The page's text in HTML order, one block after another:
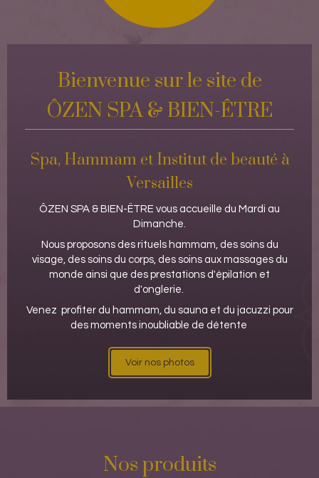
Bienvenue sur le site de
ÔZEN SPA & BIEN-ÊTRE
Spa, Hammam et Institut de beauté à
Versailles
ÔZEN SPA & BIEN-ËTRE vous accueille du Mardi au
Dimanche.
Nous proposons des rituels hammam, des soins du
visage, des soins du corps, des soins aux massages du
monde ainsi que des prestations d'épilation et
d'onglerie.
Venez profiter du hammam, du sauna et du jacuzzi pour
des moments inoubliable de détente
Voir nos photos
Nos produits